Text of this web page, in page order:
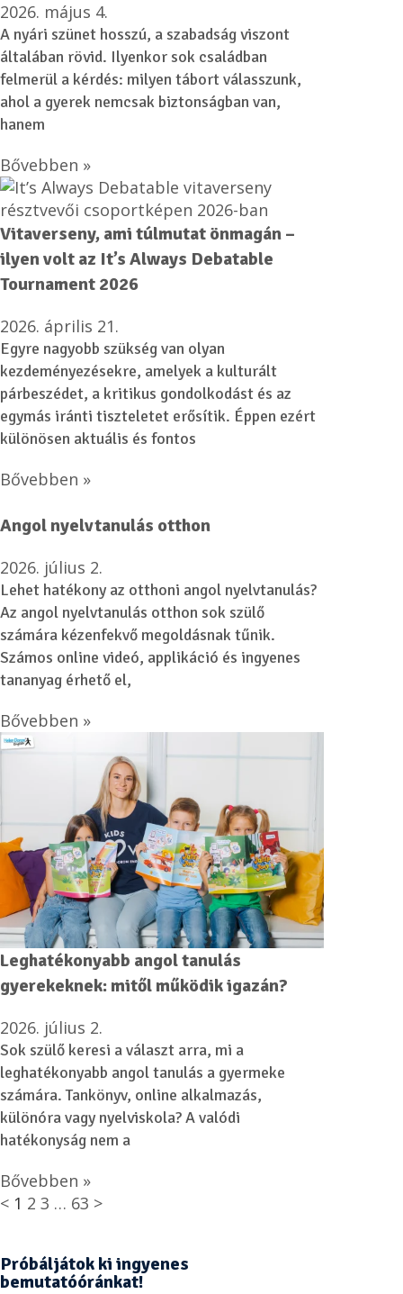
2026. május 4.
A nyári szünet hosszú, a szabadság viszont
általában rövid. Ilyenkor sok családban
felmerül a kérdés: milyen tábort válasszunk,
ahol a gyerek nemcsak biztonságban van,
hanem
Bővebben »
Vitaverseny, ami túlmutat önmagán –
ilyen volt az It’s Always Debatable
Tournament 2026
2026. április 21.
Egyre nagyobb szükség van olyan
kezdeményezésekre, amelyek a kulturált
párbeszédet, a kritikus gondolkodást és az
egymás iránti tiszteletet erősítik. Éppen ezért
különösen aktuális és fontos
Bővebben »
Angol nyelvtanulás otthon
2026. július 2.
Lehet hatékony az otthoni angol nyelvtanulás?
Az angol nyelvtanulás otthon sok szülő
számára kézenfekvő megoldásnak tűnik.
Számos online videó, applikáció és ingyenes
tananyag érhető el,
Bővebben »
Leghatékonyabb angol tanulás
gyerekeknek: mitől működik igazán?
2026. július 2.
Sok szülő keresi a választ arra, mi a
leghatékonyabb angol tanulás a gyermeke
számára. Tankönyv, online alkalmazás,
különóra vagy nyelviskola? A valódi
hatékonyság nem a
Bővebben »
< 1 2 3 … 63 >
Próbáljátok ki ingyenes
bemutatóóránkat!